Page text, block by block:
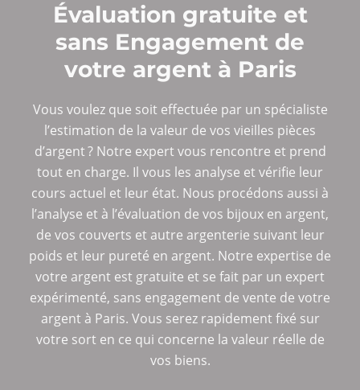
Évaluation gratuite et
sans Engagement de
votre argent à Paris
Vous voulez que soit effectuée par un spécialiste
l’estimation de la valeur de vos vieilles pièces
d’argent ? Notre expert vous rencontre et prend
tout en charge. Il vous les analyse et vérifie leur
cours actuel et leur état. Nous procédons aussi à
l’analyse et à l’évaluation de vos bijoux en argent,
de vos couverts et autre argenterie suivant leur
poids et leur pureté en argent. Notre expertise de
votre argent est gratuite et se fait par un expert
expérimenté, sans engagement de vente de votre
argent à Paris. Vous serez rapidement fixé sur
votre sort en ce qui concerne la valeur réelle de
vos biens.